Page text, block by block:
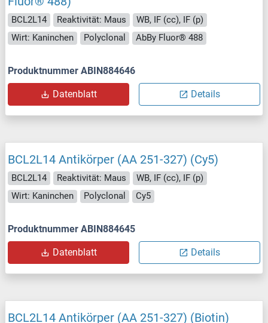
BCL2L14 Reaktivität: Maus
WB, IF (cc), IF (p)
Wirt: Kaninchen
Polyclonal AbBy Fluor® 488
Produktnummer ABIN884646
Datenblatt Details
BCL2L14 Antikörper (AA 251-327) (Cy5)
BCL2L14 Reaktivität: Maus
WB, IF (cc), IF (p)
Wirt: Kaninchen
Polyclonal Cy5
Produktnummer ABIN884645
Datenblatt Details
BCL2L14 Antikörper (AA 251-327) (Biotin)